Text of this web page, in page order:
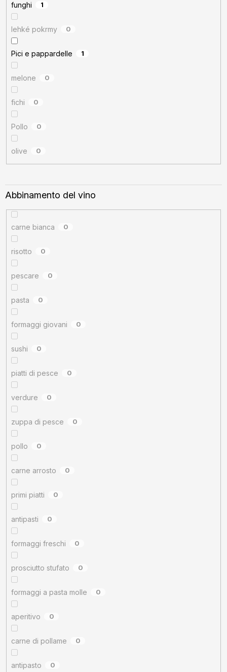
funghi 1
lehké pokrmy 0
Pici e pappardelle 1
melone 0
fichi 0
Pollo 0
olive 0
Abbinamento del vino
carne bianca 0
risotto 0
pescare 0
pasta 0
formaggi giovani 0
sushi 0
piatti di pesce 0
verdure 0
zuppa di pesce 0
pollo 0
carne arrosto 0
primi piatti 0
antipasti 0
formaggi freschi 0
prosciutto stufato 0
formaggi a pasta molle 0
aperitivo 0
carne di pollame 0
antipasto 0